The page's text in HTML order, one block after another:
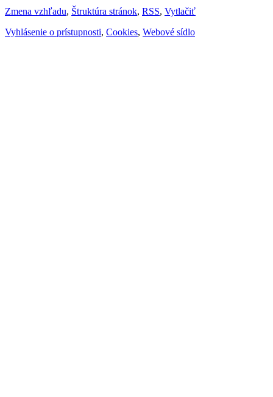
Zmena vzhľadu, Štruktúra stránok, RSS, Vytlačiť
Vyhlásenie o prístupnosti, Cookies, Webové sídlo